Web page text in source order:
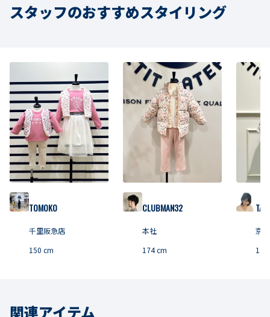
スタッフのおすすめスタイリング
TOMOKO
千里阪急店
150 cm
CLUBMAN32
本社
174cm
京
158
関連アイテム